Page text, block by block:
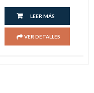
LEER MÁS
VER DETALLES